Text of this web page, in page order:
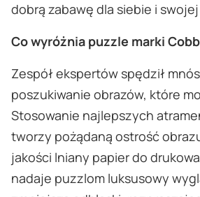
dobrą zabawę dla siebie i
Co wyróżnia puzzle marki
Zespół ekspertów spędził
poszukiwanie obrazów, które
Stosowanie najlepszych
tworzy pożądaną ostrość
jakości lniany papier do
nadaje puzzlom luksusowy